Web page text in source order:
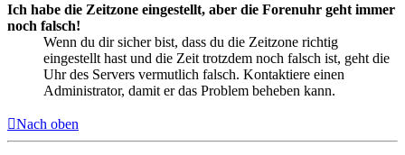
Ich habe die Zeitzone eingestellt, aber die Forenuhr geht immer
noch falsch!
Wenn du dir sicher bist, dass du die Zeitzone richtig
eingestellt hast und die Zeit trotzdem noch falsch ist, geht die
Uhr des Servers vermutlich falsch. Kontaktiere einen
Administrator, damit er das Problem beheben kann.
Nach oben